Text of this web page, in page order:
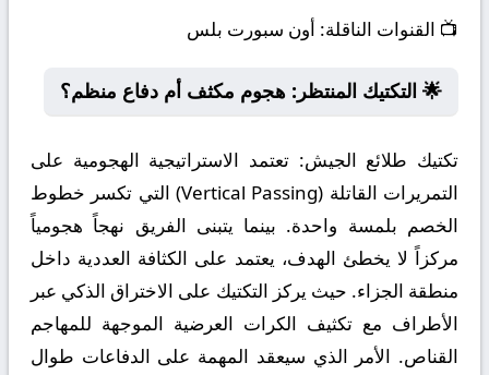
📺 القنوات الناقلة: أون سبورت بلس
🌟 التكتيك المنتظر: هجوم مكثف أم دفاع منظم؟
تكتيك طلائع الجيش: تعتمد الاستراتيجية الهجومية على
التمريرات القاتلة (Vertical Passing) التي تكسر خطوط
الخصم بلمسة واحدة. بينما يتبنى الفريق نهجاً هجومياً
مركزاً لا يخطئ الهدف، يعتمد على الكثافة العددية داخل
منطقة الجزاء. حيث يركز التكتيك على الاختراق الذكي عبر
الأطراف مع تكثيف الكرات العرضية الموجهة للمهاجم
القناص. الأمر الذي سيعقد المهمة على الدفاعات طوال